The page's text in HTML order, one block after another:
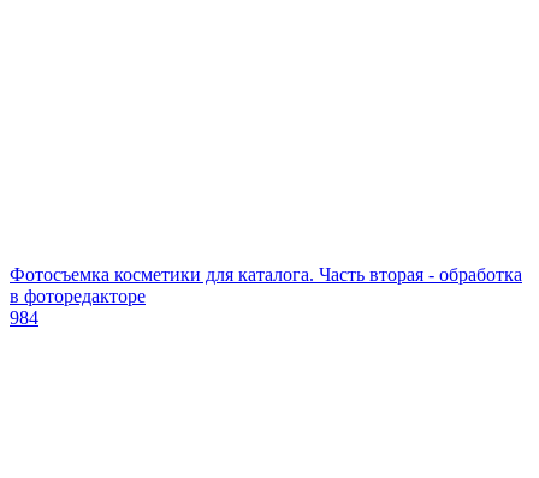
Фотосъемка косметики для каталога. Часть вторая - обработка
в фоторедакторе
984